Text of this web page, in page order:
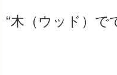
“木（ウッド）で